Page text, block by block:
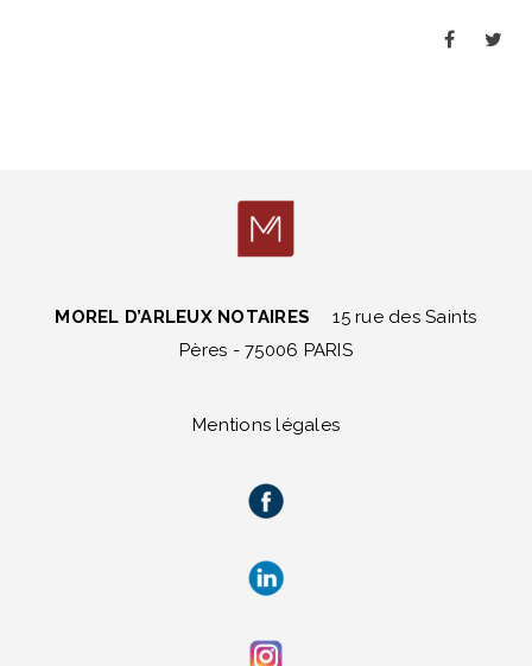
MOREL D’ARLEUX NOTAIRES
15 rue des Saints
Pères - 75006 PARIS
Mentions légales